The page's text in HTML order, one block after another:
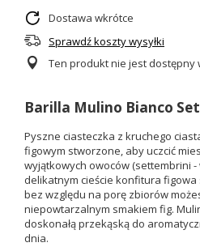
Dostawa wkrótce
Sprawdź koszty wysyłki
Ten produkt nie jest dostępny
Barilla Mulino Bianco
Pyszne ciasteczka z kruchego
figowym stworzone, aby uczcić
wyjątkowych owoców (settembrini
delikatnym cieście konfitura figowa
bez względu na porę zbiorów
niepowtarzalnym smakiem fig.
doskonałą przekąską do
dnia.